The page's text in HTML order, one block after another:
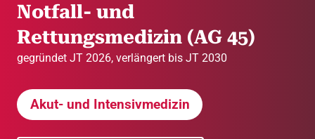
Notfall- und
Rettungsmedizin (AG 45)
gegründet JT 2026, verlängert bis JT 2030
Akut- und Intensivmedizin